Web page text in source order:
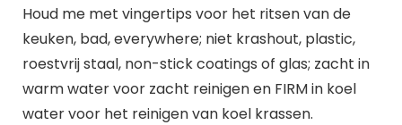
Houd me met vingertips voor het ritsen van de
keuken, bad, everywhere; niet krashout, plastic,
roestvrij staal, non-stick coatings of glas; zacht in
warm water voor zacht reinigen en FIRM in koel
water voor het reinigen van koel krassen.